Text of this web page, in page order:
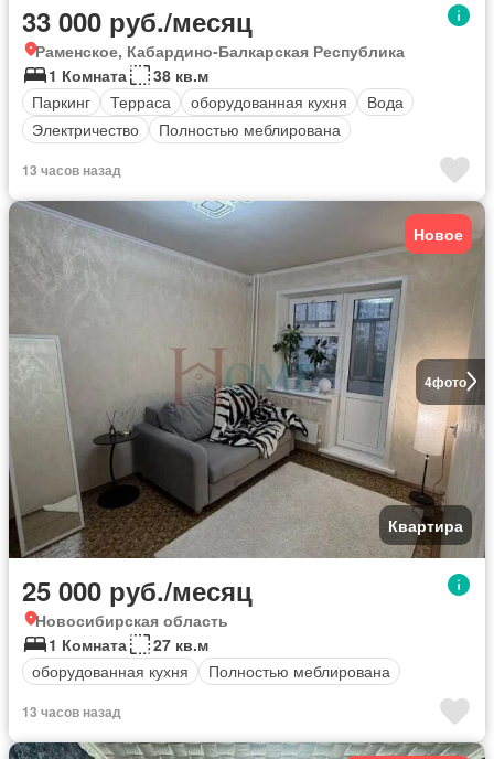
33 000 руб./месяц
Раменское, Кабардино-Балкарская Республика
1 Комната
38 кв.м
Паркинг
Терраса оборудованная кухня
Вода
Электричество
Полностью меблирована
13 часов назад
4фото
Новое
Квартира
25 000 руб./месяц
Новосибирская область
1 Комната
27 кв.м
оборудованная кухня
Полностью меблирована
13 часов назад